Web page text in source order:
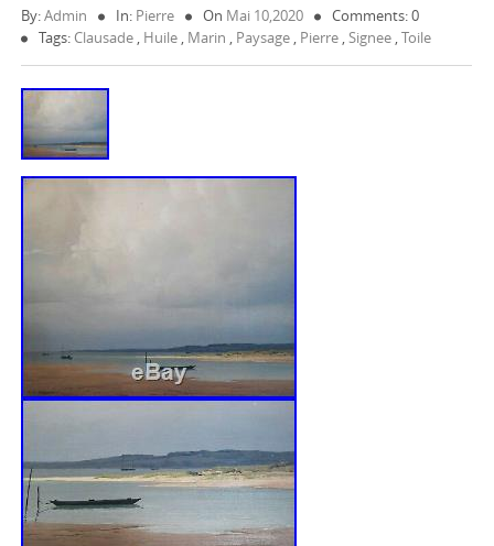
By:Admin In: Pierre On Mai 10,2020
Comments: 0
Tags: Clausade , Huile , Marin , Paysage , Pierre ,Signee ,Toile